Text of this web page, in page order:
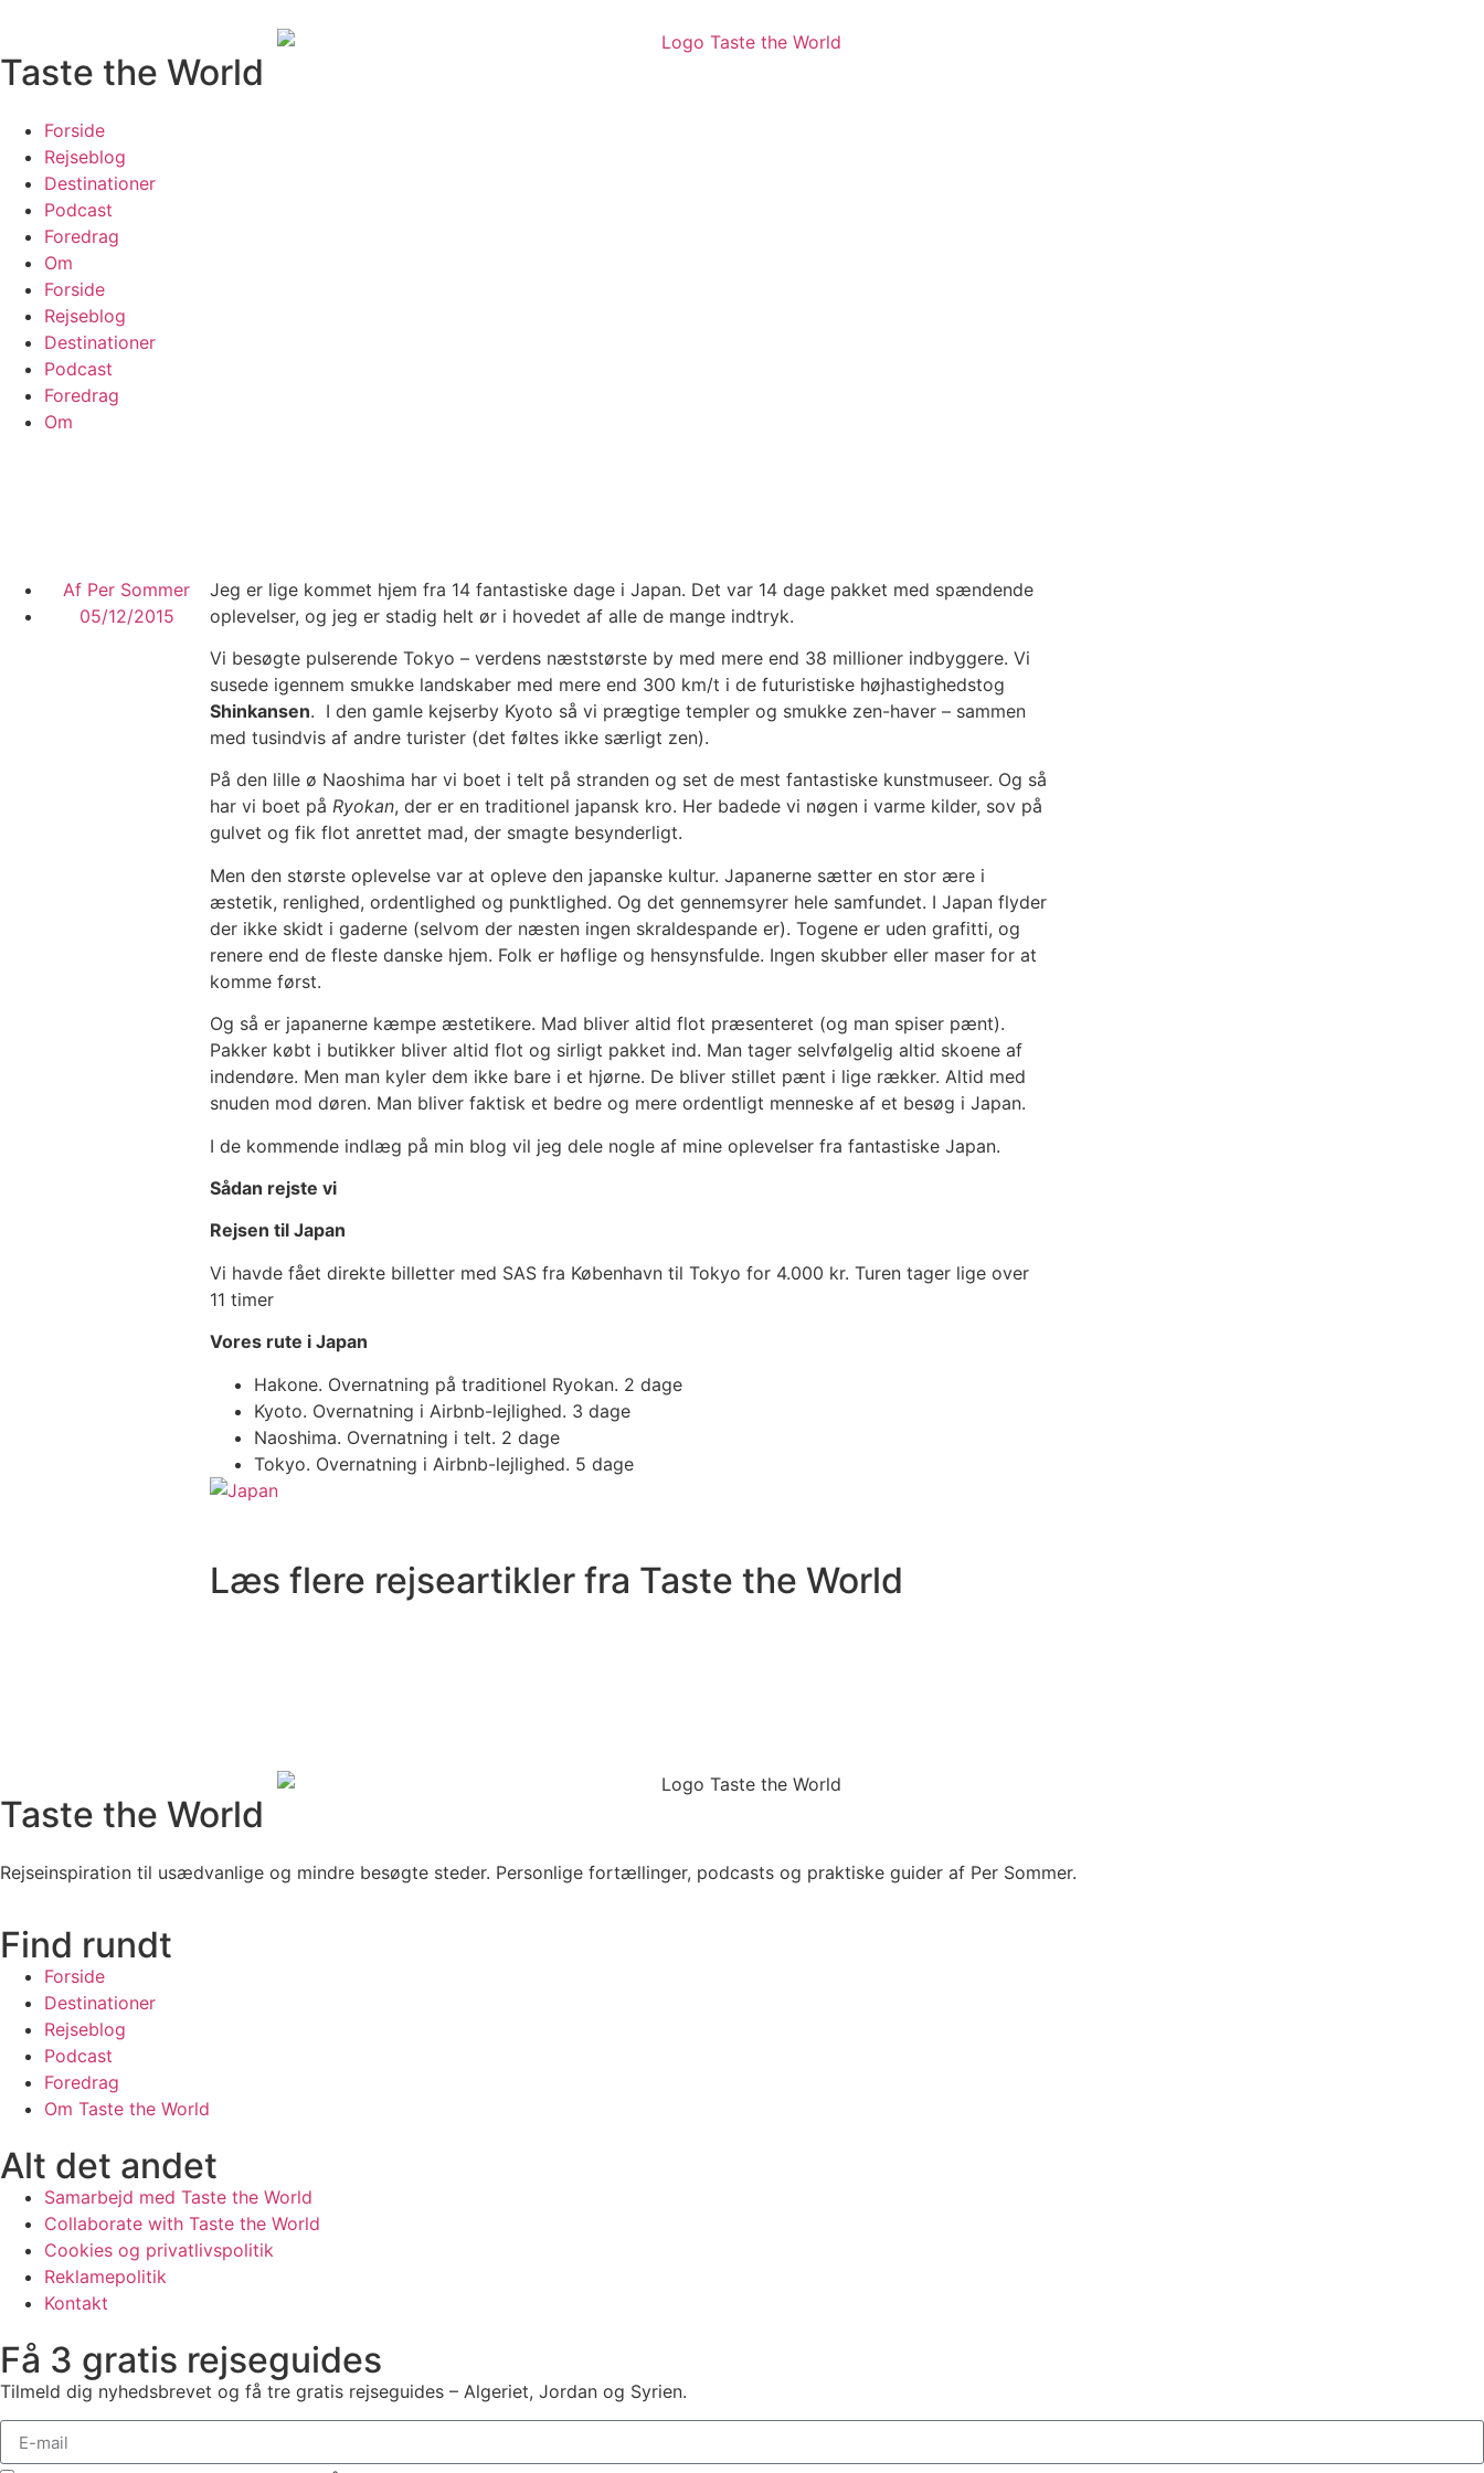
Taste the World
Forside
Rejseblog
Destinationer
Podcast
Foredrag
Om
Forside
Rejseblog
Destinationer
Podcast
Foredrag
Om
Af Per Sommer
05/12/2015
Jeg er lige kommet hjem fra 14 fantastiske dage i Japan. Det var 14 dage pakket med spændende
oplevelser, og jeg er stadig helt ør i hovedet af alle de mange indtryk.
Vi besøgte pulserende Tokyo – verdens næststørste by med mere end 38 millioner indbyggere. Vi
susede igennem smukke landskaber med mere end 300 km/t i de futuristiske højhastighedstog
Shinkansen. I den gamle kejserby Kyoto så vi prægtige templer og smukke zen-haver – sammen
med tusindvis af andre turister (det føltes ikke særligt zen).
På den lille ø Naoshima har vi boet i telt på stranden og set de mest fantastiske kunstmuseer. Og så
har vi boet på Ryokan, der er en traditionel japansk kro. Her badede vi nøgen i varme kilder, sov på
gulvet og fik flot anrettet mad, der smagte besynderligt.
Men den største oplevelse var at opleve den japanske kultur. Japanerne sætter en stor ære i
æstetik, renlighed, ordentlighed og punktlighed. Og det gennemsyrer hele samfundet. I Japan flyder
der ikke skidt i gaderne (selvom der næsten ingen skraldespande er). Togene er uden grafitti, og
renere end de fleste danske hjem. Folk er høflige og hensynsfulde. Ingen skubber eller maser for at
komme først.
Og så er japanerne kæmpe æstetikere. Mad bliver altid flot præsenteret (og man spiser pænt).
Pakker købt i butikker bliver altid flot og sirligt pakket ind. Man tager selvfølgelig altid skoene af
indendøre. Men man kyler dem ikke bare i et hjørne. De bliver stillet pænt i lige rækker. Altid med
snuden mod døren. Man bliver faktisk et bedre og mere ordentligt menneske af et besøg i Japan.
I de kommende indlæg på min blog vil jeg dele nogle af mine oplevelser fra fantastiske Japan.
Sådan rejste vi
Rejsen til Japan
Vi havde fået direkte billetter med SAS fra København til Tokyo for 4.000 kr. Turen tager lige over
11 timer
Vores rute i Japan
Hakone. Overnatning på traditionel Ryokan. 2 dage
Kyoto. Overnatning i Airbnb-lejlighed. 3 dage
Naoshima. Overnatning i telt. 2 dage
Tokyo. Overnatning i Airbnb-lejlighed. 5 dage
Læs flere rejseartikler fra Taste the World
Taste the World
Rejseinspiration til usædvanlige og mindre besøgte steder. Personlige fortællinger, podcasts og praktiske guider af Per Sommer.
Find rundt
Forside
Destinationer
Rejseblog
Podcast
Foredrag
Om Taste the World
Alt det andet
Samarbejd med Taste the World
Collaborate with Taste the World
Cookies og privatlivspolitik
Reklamepolitik
Kontakt
Få 3 gratis rejseguides
Tilmeld dig nyhedsbrevet og få tre gratis rejseguides – Algeriet, Jordan og Syrien.